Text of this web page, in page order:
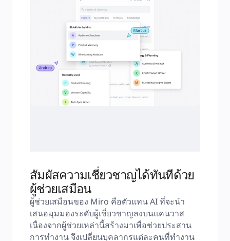
สัมผัสความเชี่ยวชาญได้ทันทีด้วย
ผู้ช่วยเสมือน
ผู้ช่วยเสมือนของ Miro คือตัวแทน AI ที่จะนำ
เสนอมุมมองระดับผู้เชี่ยวชาญลงบนแคนวาส
เนื่องจากผู้ช่วยเหล่านี้สร้างมาเพื่อช่วยประสาน
การทำงาน จึงเปลี่ยนบุคลากรแต่ละคนที่ทำงาน